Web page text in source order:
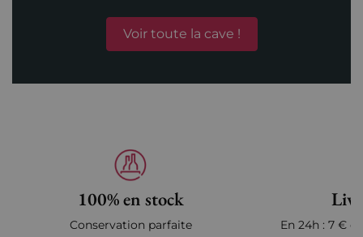
Voir toute la cave !
100% en stock
Conservation parfaite En 24h : 7 €